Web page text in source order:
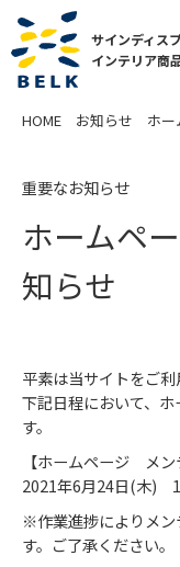
サインディス
インテリア商
HOME お知らせ ホ
重要なお知らせ
ホームペ
知らせ
平素は当サイトをご利
下記日程において、
す。
【ホームページ メン
2021年6月24日(木)
※作業進捗によりメン
す。ご了承ください。